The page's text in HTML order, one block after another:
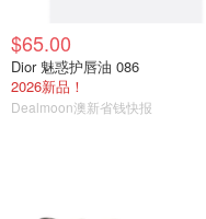
$65.00
Dior 魅惑护唇油 086
2026新品！
Dealmoon澳新省钱快报